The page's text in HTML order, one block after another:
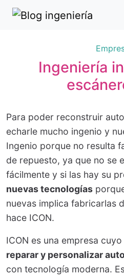
Ingeniería
Para poder reconstruir
echarle mucho ingenio y
Ingenio porque no resulta
de repuesto, ya que no se
fácilmente y si las hay su
nuevas tecnologías
nuevas implica fabricarlas
hace ICON.
ICON es una empresa
reparar y personalizar
con tecnología moderna.